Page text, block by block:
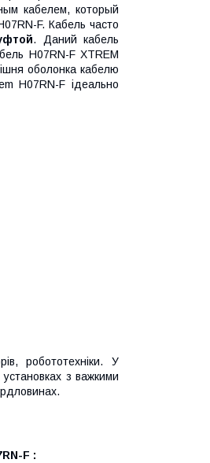
кабелем, который
F. Кабель часто
. Даний кабель
H07RN-F XTREM
оболонка кабелю
H07RN-F ідеально
робототехніки. У
з важкими
F :